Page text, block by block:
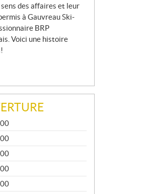
des affaires et leur
à Gauvreau Ski-
BRP
Voici une histoire